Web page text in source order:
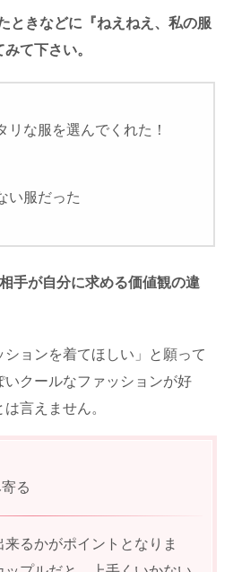
ときなどに『ねえねえ、私の服
て下さい。
リな服を選んでくれた！
い服だった
手が自分に求める価値観の違
ョンを着てほしい」と願って
クールなファッションが好
言えません。
る
るかがポイントとなりま